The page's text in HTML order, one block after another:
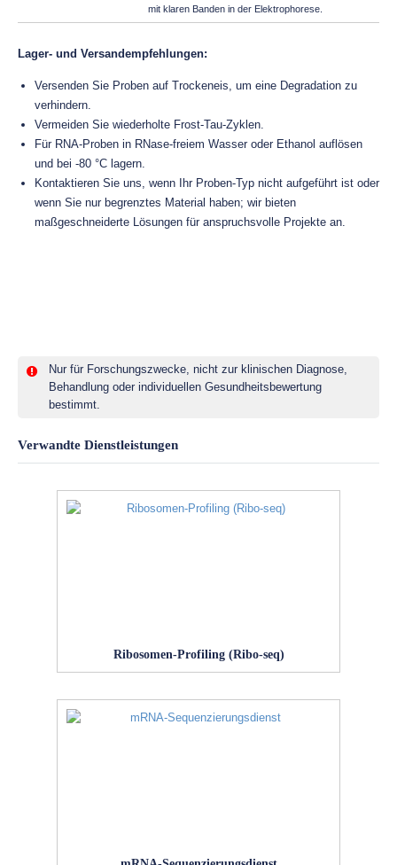
mit klaren Banden in der Elektrophorese.
Lager- und Versandempfehlungen:
Versenden Sie Proben auf Trockeneis, um eine Degradation zu
verhindern.
Vermeiden Sie wiederholte Frost-Tau-Zyklen.
Für RNA-Proben in RNase-freiem Wasser oder Ethanol auflösen
und bei -80 °C lagern.
Kontaktieren Sie uns, wenn Ihr Proben-Typ nicht aufgeführt ist oder
wenn Sie nur begrenztes Material haben; wir bieten
maßgeschneiderte Lösungen für anspruchsvolle Projekte an.
Nur für Forschungszwecke, nicht zur klinischen Diagnose,
Behandlung oder individuellen Gesundheitsbewertung
bestimmt.
Verwandte Dienstleistungen
Ribosomen-Profiling (Ribo-seq)